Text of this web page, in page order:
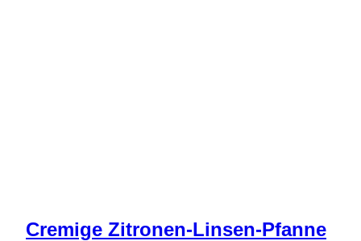
Cremige Zitronen-Linsen-Pfanne